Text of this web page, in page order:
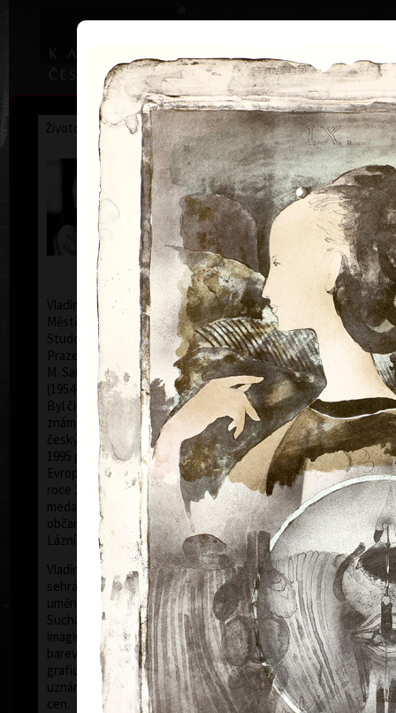
Home |
Životopis Výstavy Ocenění Sbírky
Vladimír Suchánek
* 12.2.1933 † 25.1.2021
Vladimír Suchánek se narodil 12. února 1933 v Novém
Městě nad Metují, zemřel 25. ledna 2021 v Praze.
Studoval na Pedagogické fakultě Karlovy univerzity v
Praze (1952–54) u profesorů C. Boudy, K. Lidického a
M. Salcmana a na Akademii výtvarných umění v Praze
(1954–60) v grafické speciálce prof. V. Silovského.
Byl činný v oboru grafiky, malby, knižní ilustrace,
známkové tvorby a exlibris. Byl členem Sdružení
českých umělců grafiků HOLLAR, jehož byl od roku
1995 předsedou. V roce 1997 byl jmenován členem
Evropské akademie věd a umění se sídlem ve Vídni. V
roce 2006 mu bylo uděleno státní vyznamenání –
medaile Za zásluhy v oblasti umění. Je čestným
občanem Nového Města nad Metují a Mariánských
Lázní.
Vladimír Suchánek byl příslušníkem generace, která
sehrála důležitou pozitivní roli ve vývoji českého
umění v druhé polovině dvacátého století.
Suchánkovy grafické listy prozrazují, vedle bohaté
imaginace a osobité poezie, mistrovské ovládání
barevné litografie, která byla jeho nejužívanější
grafickou technikou a ve které dosáhl mezinárodního
uznání – za svou tvorbu získal celkem 29 významných
cen.